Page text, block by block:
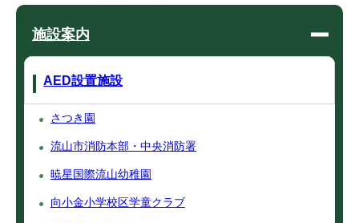
施設案内
AED設置施設
さつき園
流山市消防本部・中央消防署
暁星国際流山幼稚園
向小金小学校区学童クラブ